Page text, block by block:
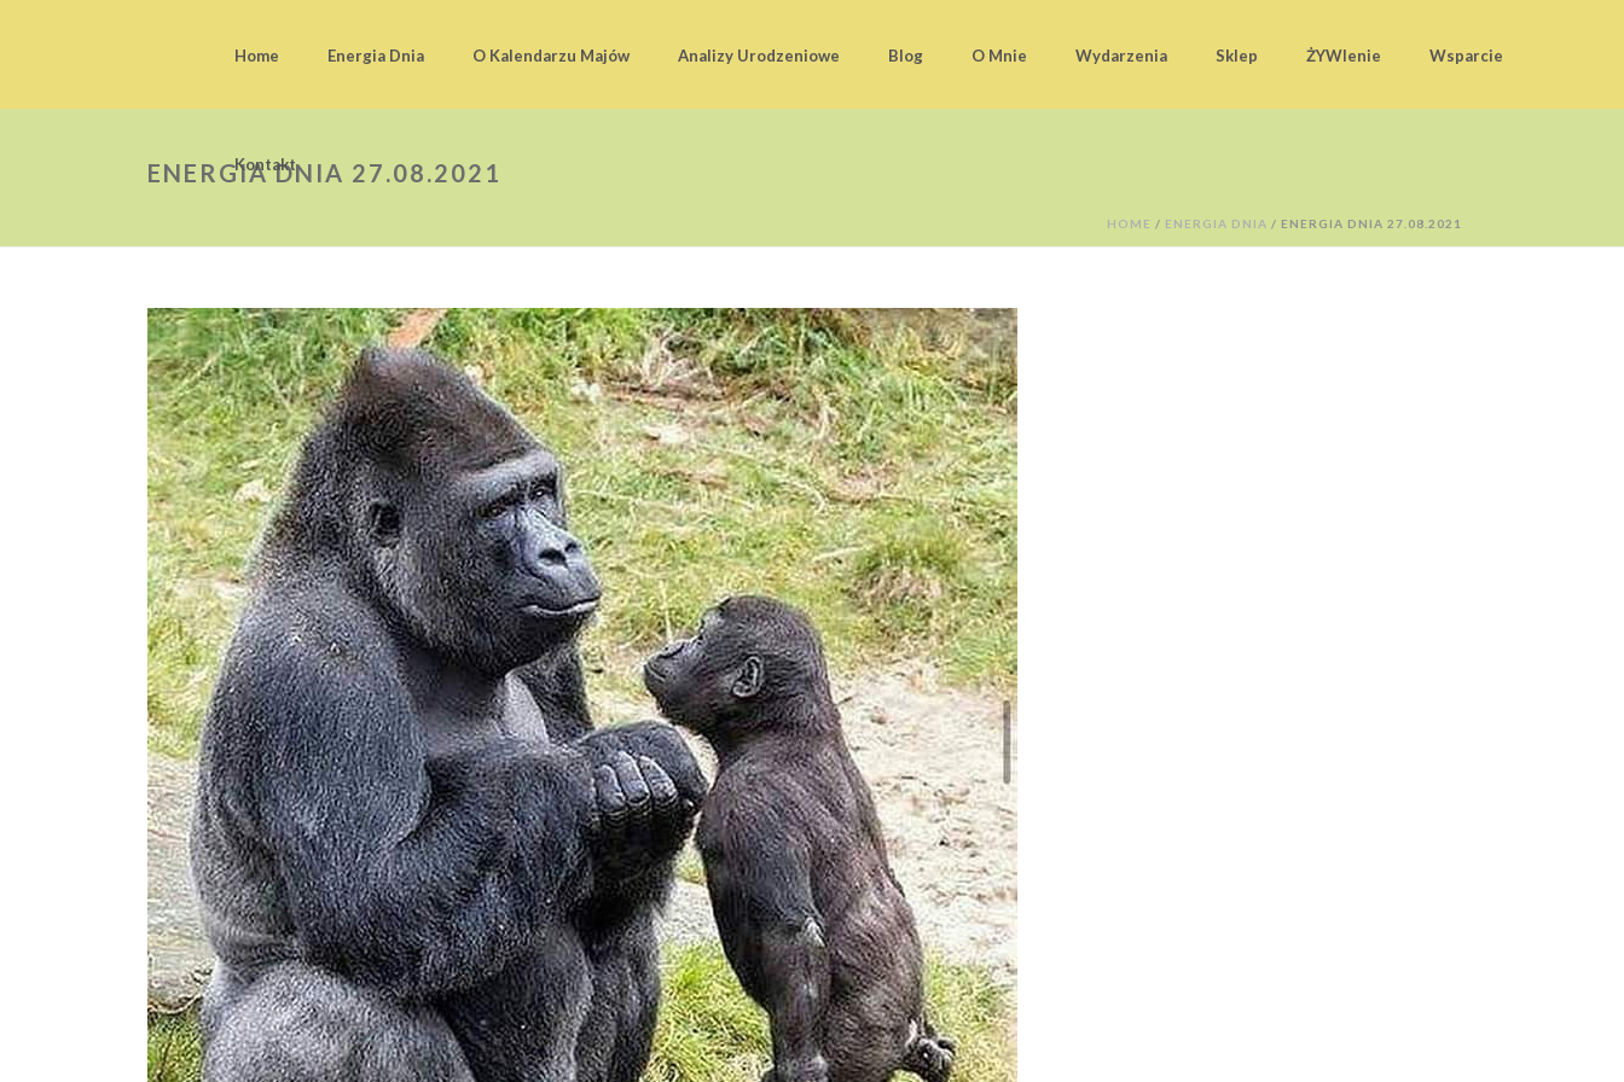
Home Energia Dnia O Kalendarzu Majów Analizy Urodzeniowe Blog O Mnie Wydarzenia Sklep ŻYWIenie Wsparcie
Kontakt
ENERGIA DNIA 27.08.2021
HOME / ENERGIA DNIA / ENERGIA DNIA 27.08.2021